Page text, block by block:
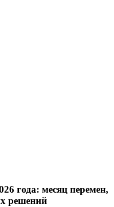
года: месяц перемен,
решений